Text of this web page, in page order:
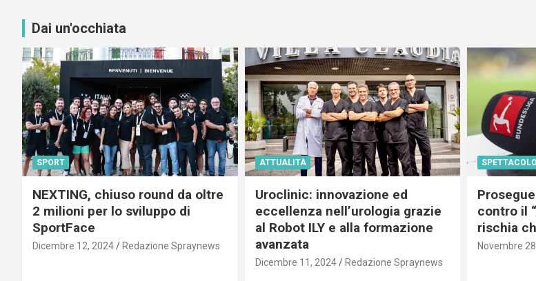
Dai un'occhiata
SPORT
NEXTING, chiuso round da oltre
2 milioni per lo sviluppo di
SportFace
Dicembre 12, 2024 Redazione Spraynews
ATTUALITÀ
Uroclinic: innovazione ed
eccellenza nell’urologia grazie
al Robot ILY e alla formazione
avanzata
Dicembre 11, 2024 Redazione Spraynews
SPETTACOLO
contro il
rischia
Novembre